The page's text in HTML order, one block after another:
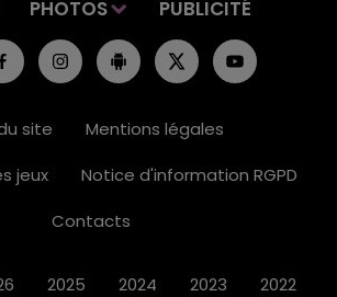
PHOTOS PUBLICITÉ
site
Mentions légales
jeux
Notice d'information RGPD
Contacts
2025 2024 2023 2022